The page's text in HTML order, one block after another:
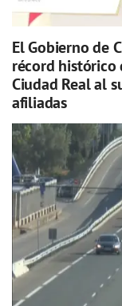
El Gobierno de
récord histórico
Ciudad Real al
afiliadas